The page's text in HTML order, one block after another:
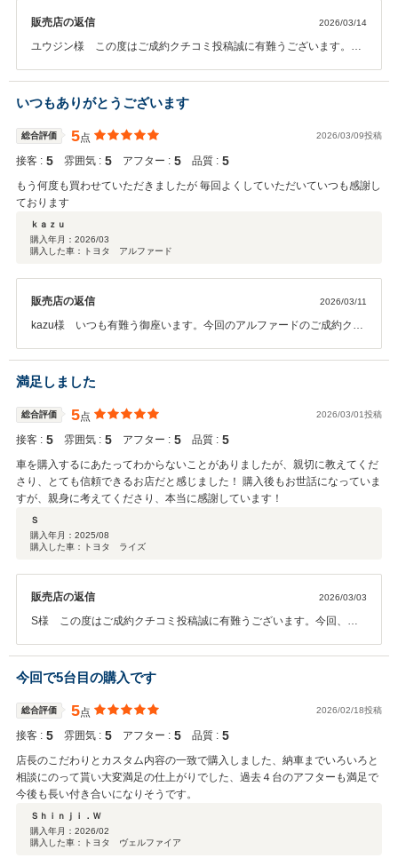
販売店の返信 2026/03/14
ユウジン様 この度はご成約クチコミ投稿誠に有難うございます。今
た。お仕事にもプライベートにも重宝するパーツでございます。ご来
店からご成約まで当日でお決め頂きました。遠出のドライブやキャン
プなどもぜひ楽しまれてくださいませ。これから末長いよきパートナ
ーとなります様可愛がってあげてくだされば幸いです。定期的な点検
や消耗品交換、カスタムなどお任せください。メンテナンスだけはし
っかり必要なお車でございます。是非ご用命ください。有難うござい
ました。
いつもありがとうございます
総合評価 5点 2026/03/09投稿
接客 : 5 雰囲気 : 5 アフター : 5 品質 : 5
もう何度も買わせていただきましたが 毎回よくしていただいていつも感謝し
ております
ｋａｚｕ
購入年月： 2026/03
購入した車：トヨタ アルファード
販売店の返信 2026/03/11
kazu様 いつも有難う御座います。今回のアルファードのご成約クチ
他。当社が開業してからずっと携わらせて頂いております。本当に大
切なお客様で感謝しております。これから暖かくなるのでドライブに
は最適な時期ですね。楽しんで乗られてください。またご来店お待ち
しております。
満足しました
総合評価 5点 2026/03/01投稿
接客 : 5 雰囲気 : 5 アフター : 5 品質 : 5
車を購入するにあたってわからないことがありましたが、親切に教えてくだ
さり、とても信頼できるお店だと感じました！ 購入後もお世話になっていま
すが、親身に考えてくださり、本当に感謝しています！
Ｓ
購入年月： 2025/08
購入した車：トヨタ ライズ
販売店の返信 2026/03/03
S様 この度はご成約クチコミ投稿誠に有難うございます。今回、メ
頂いて有難うございます。これからまだまだお楽しみください。ドラ
イブレコーダー最新のタイプを取付ました。また取扱い等、お困りの
ことありましたら何なりとご相談ください。これらかも車検、メンテ
ナンス他、お任せください。
今回で5台目の購入です
総合評価 5点 2026/02/18投稿
接客 : 5 雰囲気 : 5 アフター : 5 品質 : 5
店長のこだわりとカスタム内容の一致で購入しました、納車までいろいろと
相談にのって貰い大変満足の仕上がりでした、過去４台のアフターも満足で
今後も長い付き合いになりそうです。
Ｓｈｉｎｊｉ．Ｗ
購入年月： 2026/02
購入した車：トヨタ ヴェルファイア